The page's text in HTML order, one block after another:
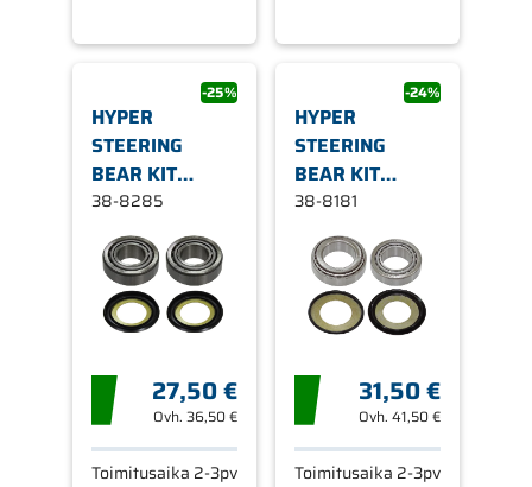
-25%
HYPER
STEERING
BEAR KIT
20X42X15 2PCS
38-8285
27,50 €
Ovh. 36,50 €
Toimitusaika 2-3pv
-24%
HYPER
STEERING
BEAR KIT
26X47X15 &
30X51
38-8181
31,50 €
Ovh.41,50 €
Toimitusaika 2-3pv